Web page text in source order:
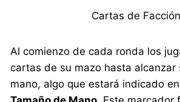
Cartas de Facción
Al comienzo de cada ronda los
cartas de su mazo hasta alcanzar
mano, algo que estará indicado